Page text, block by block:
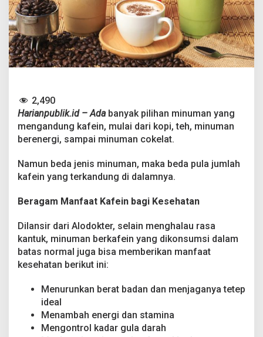
u
m
n
y
a
n
n
g
a
n
u
n
g
a
e
i
2,490
Harianpublik.id – Ada banyak pilihan minuman yang
mengandung kafein, mulai dari kopi, teh, minuman
berenergi, sampai minuman cokelat.
Namun beda jenis minuman, maka beda pula jumlah
kafein yang terkandung di dalamnya.
Beragam Manfaat Kafein bagi Kesehatan
Dilansir dari Alodokter, selain menghalau rasa
kantuk, minuman berkafein yang dikonsumsi dalam
batas normal juga bisa memberikan manfaat
kesehatan berikut ini:
Menurunkan berat badan dan menjaganya tetep
ideal
Menambah energi dan stamina
Mengontrol kadar gula darah